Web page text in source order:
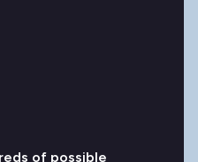
of possible